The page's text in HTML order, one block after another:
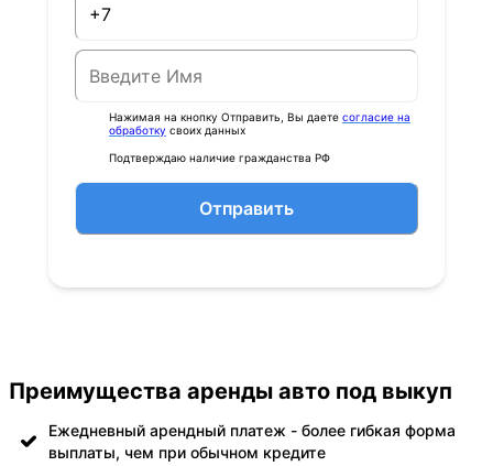
Нажимая на кнопку Отправить, Вы даете согласие на
обработку своих данных
Подтверждаю наличие гражданства РФ
Отправить
Преимущества аренды авто под выкуп
Ежедневный арендный платеж - более гибкая форма
выплаты, чем при обычном кредите